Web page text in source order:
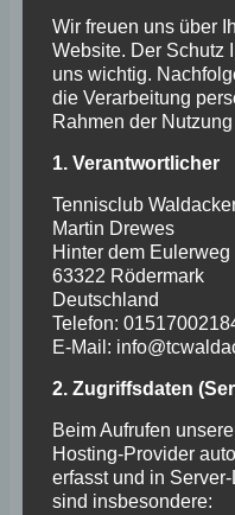
spielen,
Plätzen
Vereinsmitglied
die Spieldauer
aushängende
mit Gästen ist
der Gebühr ist
ersichtlich.
Spielen ohne
Eintragung und
müssen auf
Wir freuen uns über
Website. Der Schutz
uns wichtig.
die Verarbeitung
Rahmen der
1. Verantwortlicher
Tennisclub
Martin Drewes
Hinter dem Eulerweg
63322 Rödermark
Deutschland
Telefon:
E-Mail:
2. Zugriffsdaten
Beim Aufrufen
Hosting-Provider
erfasst und in
sind insbesondere: